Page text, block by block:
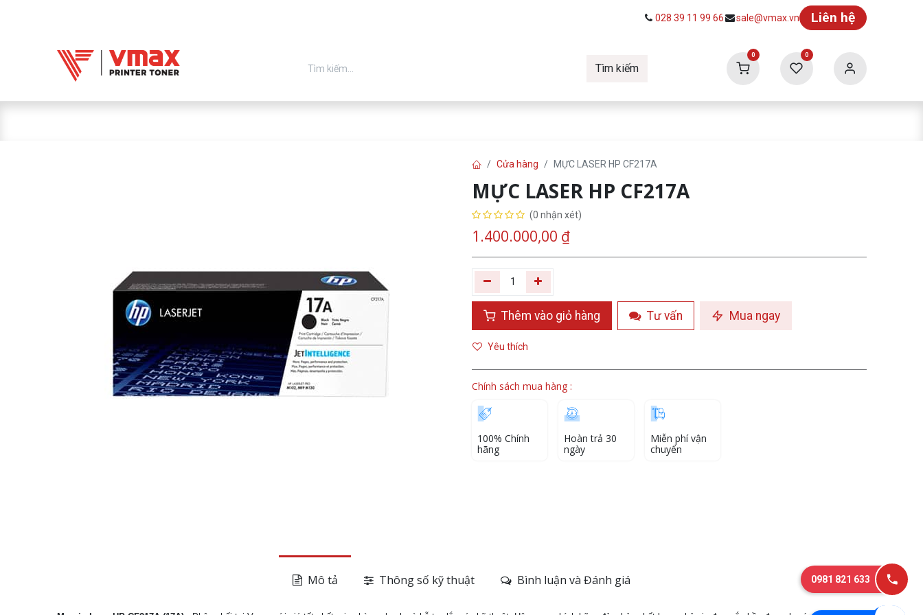
028 39 11 99 66 sale@vmax.vn Liên hệ
Tìm kiếm
0 0
Cửa hàng MỰC LASER HP CF217A
MỰC LASER HP CF217A
(0 nhận xét)
1.400.000,00 ₫
Thêm vào giỏ hàng Tư vấn Mua ngay
Yêu thích
Chính sách mua hàng :
100% Chính
hãng
Hoàn trả 30
ngày
Miễn phí vận
chuyển
Mô tả Thông số kỹ thuật Bình luận và Đánh giá 0981 821 633